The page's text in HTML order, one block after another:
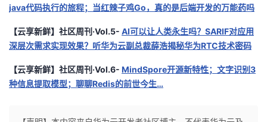
java代码执行的旅程；当红辣子鸡Go，真的是后端开发的万能药吗
【云享新鲜】社区周刊·Vol.5- AI可以让人类永生吗？SARIF对应用
深层次需求实现效果？听华为云副总裁薛浩揭秘华为RTC技术密码
【云享新鲜】社区周刊·Vol.6- MindSpore开源新特性；文字识别3
种信息提取模型；聊聊Redis的前世今生…